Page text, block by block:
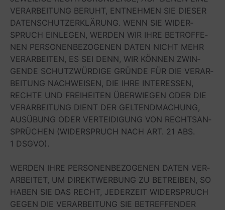
VER­AR­BEI­TUNG BERUHT, ENT­NEH­MEN SIE DIE­SER
DATEN­SCHUTZ­ER­KLÄ­RUNG. WENN SIE WIDER­
SPRUCH EIN­LE­GEN, WER­DEN WIR IHRE BETROF­FE­
NEN PER­SO­NEN­BE­ZO­GE­NEN DATEN NICHT MEHR
VER­AR­BEI­TEN, ES SEI DENN, WIR KÖN­NEN ZWIN­
GENDE SCHUTZ­WÜR­DIGE GRÜNDE FÜR DIE VER­AR­
BEI­TUNG NACH­WEI­SEN, DIE IHRE INTER­ES­SEN,
RECHTE UND FREI­HEI­TEN ÜBER­WIE­GEN ODER DIE
VER­AR­BEI­TUNG DIENT DER GEL­TEND­MA­CHUNG,
AUS­ÜBUNG ODER VER­TEI­DI­GUNG VON RECHTS­AN­
SPRÜ­CHEN (WIDER­SPRUCH NACH ART. 21 ABS.
1 DSGVO).
WER­DEN IHRE PER­SO­NEN­BE­ZO­GE­NEN DATEN VER­
AR­BEI­TET, UM DIREKT­WER­BUNG ZU BETREI­BEN, SO
HABEN SIE DAS RECHT, JEDER­ZEIT WIDER­SPRUCH
GEGEN DIE VER­AR­BEI­TUNG SIE BETREF­FEN­DER